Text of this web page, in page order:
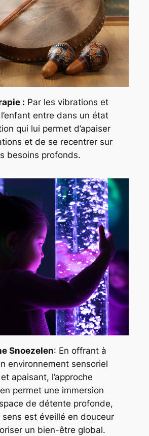
: Par les vibrations et
entre dans un état
qui lui permet d’apaiser
et de se recentrer sur
besoins profonds.
Snoezelen: En offrant à
environnement sensoriel
apaisant, l’approche
permet une immersion
de détente profonde,
sens est éveillé en douceur
un bien-être global.